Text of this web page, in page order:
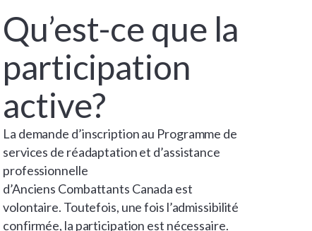
Qu’est-ce que la
participation
active?
La demande d’inscription au Programme de
services de réadaptation et d’assistance
professionnelle
d’Anciens Combattants Canada est
volontaire. Toutefois, une fois l’admissibilité
confirmée, la participation est nécessaire.